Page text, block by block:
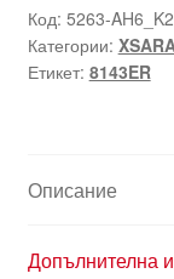
щора
Citroën
Xsara
Код: 5263-
Категории:
Етикет: 8143ER
Описание
Допълнителна